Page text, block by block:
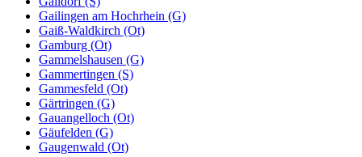
Gailingen am Hochrhein (G)
Gaiß-Waldkirch (Ot)
Gamburg (Ot)
Gammelshausen (G)
Gammertingen (S)
Gammesfeld (Ot)
Gärtringen (G)
Gauangelloch (Ot)
Gäufelden (G)
Gaugenwald (Ot)